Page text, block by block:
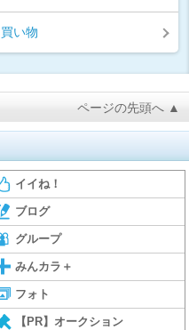
買い物
ページの先頭へ ▲
イイね！
ブログ
グループ
みんカラ＋
フォト
【PR】オークション